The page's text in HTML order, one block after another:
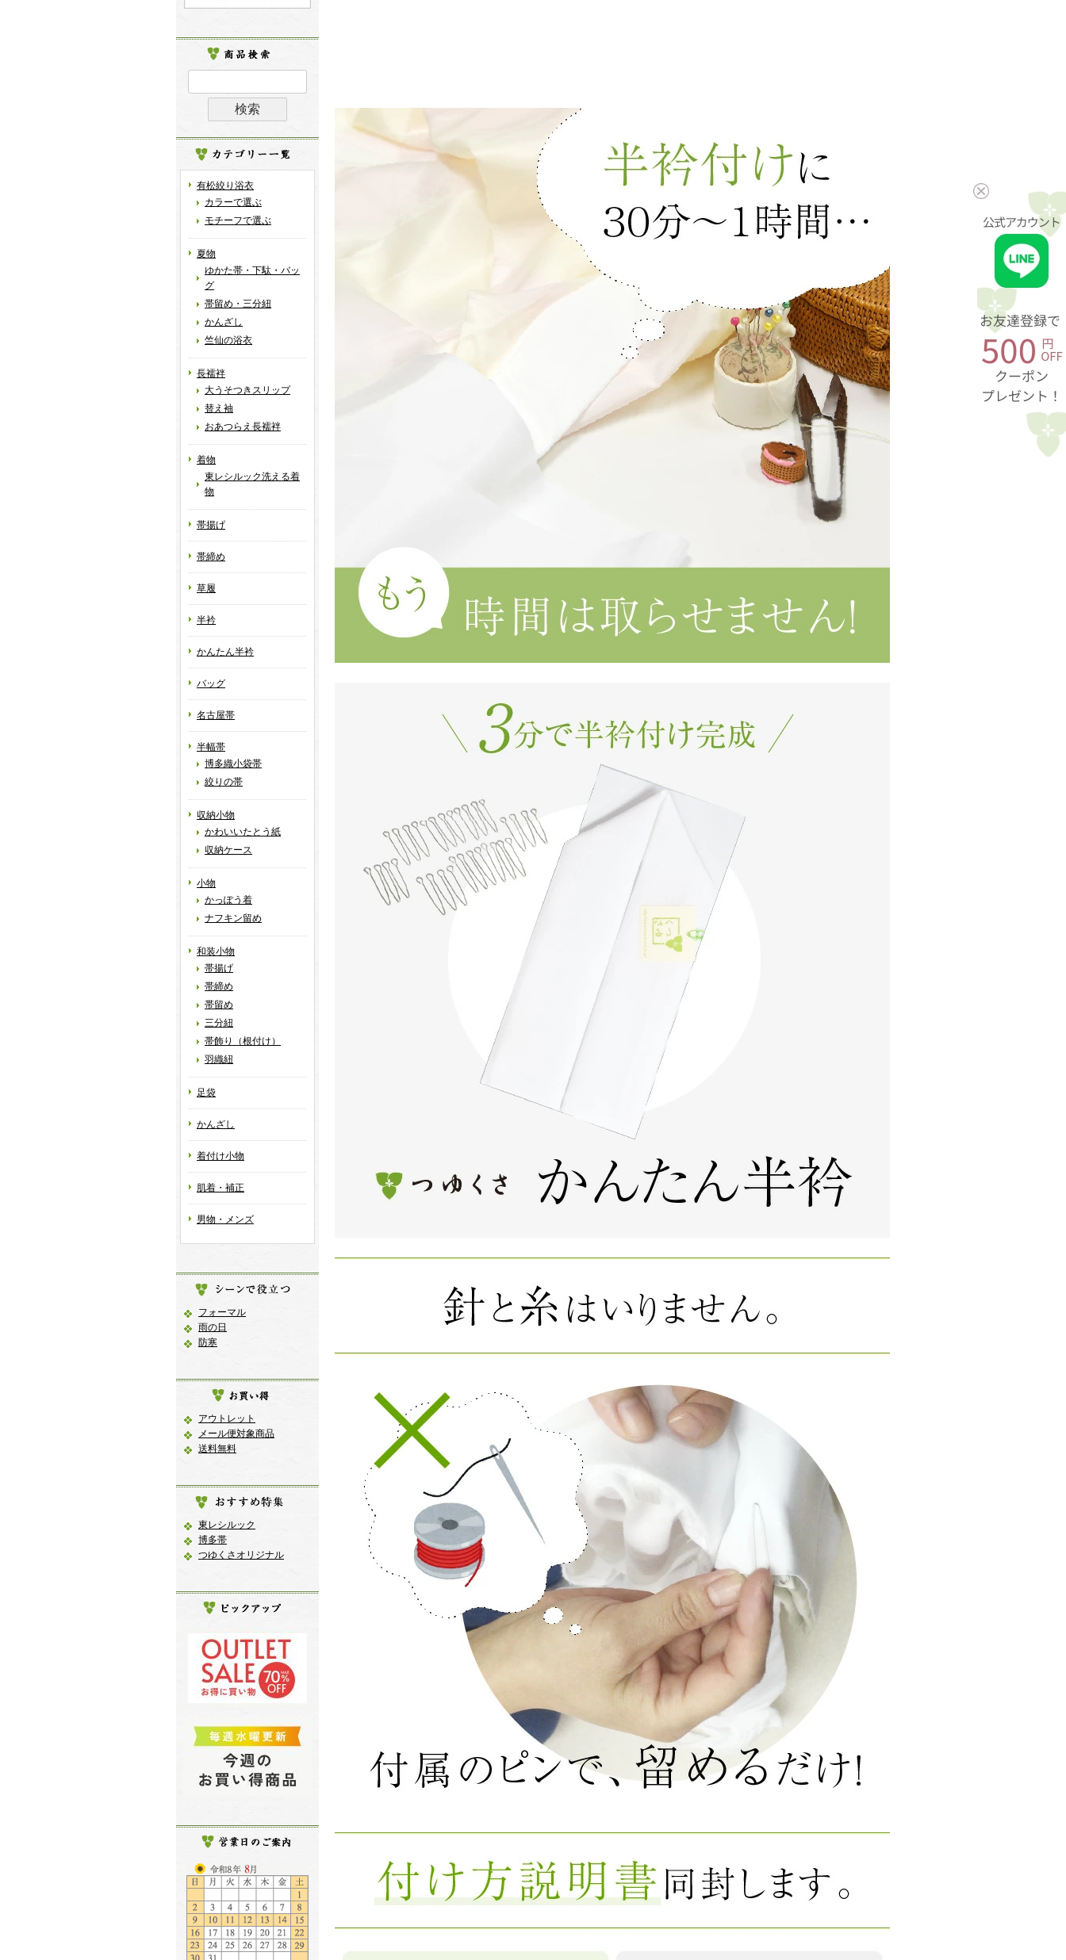
有松絞り浴衣
カラーで選ぶ
モチーフで選ぶ
夏物
ゆかた帯・下駄・バッ
グ
帯留め・三分紐
かんざし
竺仙の浴衣
長襦袢
大うそつきスリップ
替え袖
おあつらえ長襦袢
着物
東レシルック洗える着
物
帯揚げ
帯締め
草履
半衿
かんたん半衿
バッグ
名古屋帯
半幅帯
博多織小袋帯
絞りの帯
収納小物
かわいいたとう紙
収納ケース
小物
かっぽう着
ナフキン留め
和装小物
帯揚げ
帯締め
帯留め
三分紐
帯飾り（根付け）
羽織紐
足袋
かんざし
着付け小物
肌着・補正
男物・メンズ
フォーマル
雨の日
防寒
アウトレット
メール便対象商品
送料無料
東レシルック
博多帯
つゆくさオリジナル